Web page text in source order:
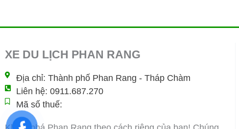
XE DU LỊCH PHAN RANG
Địa chỉ: Thành phố Phan Rang - Tháp Chàm
Liên hệ: 0911.687.270
Mã số thuế: